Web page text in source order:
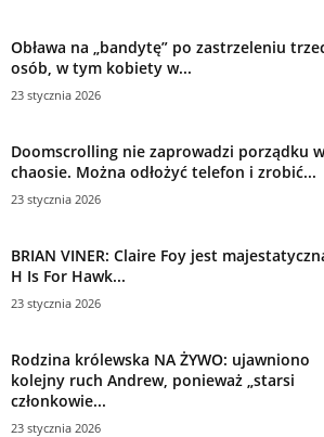
Obława na „bandytę” po zastrzeleniu
osób, w tym kobiety w...
23 stycznia 2026
Doomscrolling nie zaprowadzi porządku w
chaosie. Można odłożyć telefon i zrobić...
23 stycznia 2026
BRIAN VINER: Claire Foy jest
H Is For Hawk...
23 stycznia 2026
Rodzina królewska NA ŻYWO: ujawniono
kolejny ruch Andrew, ponieważ „starsi
członkowie...
23 stycznia 2026